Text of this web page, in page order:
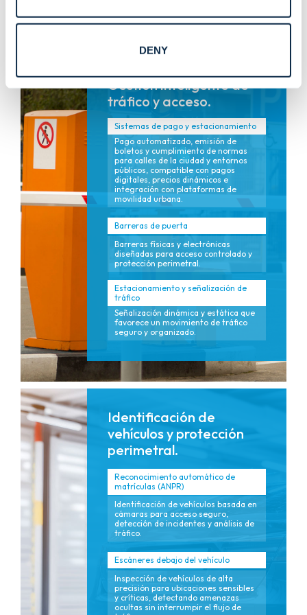
DENY
Gestión inteligente de
tráfico y acceso.
Sistemas de pago y estacionamiento
Pago automatizado, emisión de
boletos y cumplimiento de normas
para calles de la ciudad y entornos
públicos, compatible con pagos
digitales, precios dinámicos e
integración con plataformas de
movilidad urbana.
Barreras de puerta
Barreras físicas y electrónicas
diseñadas para acceso controlado y
protección perimetral.
Estacionamiento y señalización de
tráfico
Señalización dinámica y estática que
favorece un movimiento de tráfico
seguro y organizado.
Identificación de
vehículos y protección
perimetral.
Reconocimiento automático de
matrículas (ANPR)
Identificación de vehículos basada en
cámaras para acceso seguro,
detección de incidentes y análisis de
tráfico.
Escáneres debajo del vehículo
Inspección de vehículos de alta
precisión para ubicaciones sensibles
y críticas, detectando amenazas
ocultas sin interrumpir el flujo de